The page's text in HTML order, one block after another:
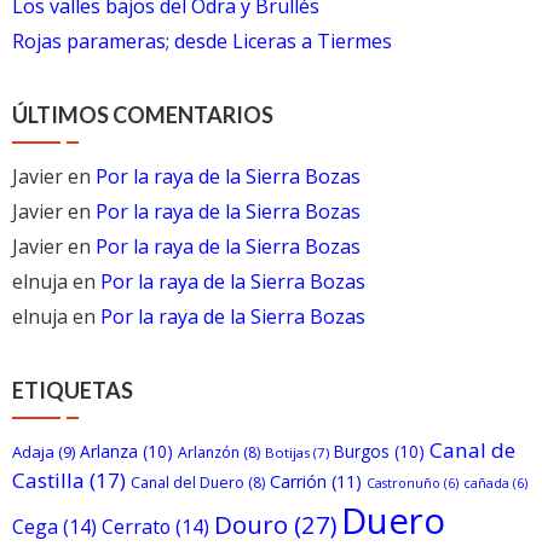
Los valles bajos del Odra y Brullés
Rojas parameras; desde Liceras a Tiermes
ÚLTIMOS COMENTARIOS
Javieren Por la raya de la Sierra Bozas
Javieren Por la raya de la Sierra Bozas
Javieren Por la raya de la Sierra Bozas
elnuja en Por la raya de la Sierra Bozas
elnuja en Por la raya de la Sierra Bozas
ETIQUETAS
Adaja (9) Arlanza (10) Arlanzón (8) Botijas (7) Burgos (10) Canal de
Castilla (17) Canal del Duero (8) Carrión (11) Castronuño (6) cañada (6)
Cega (14) Cerrato (14) Douro (27) Duero